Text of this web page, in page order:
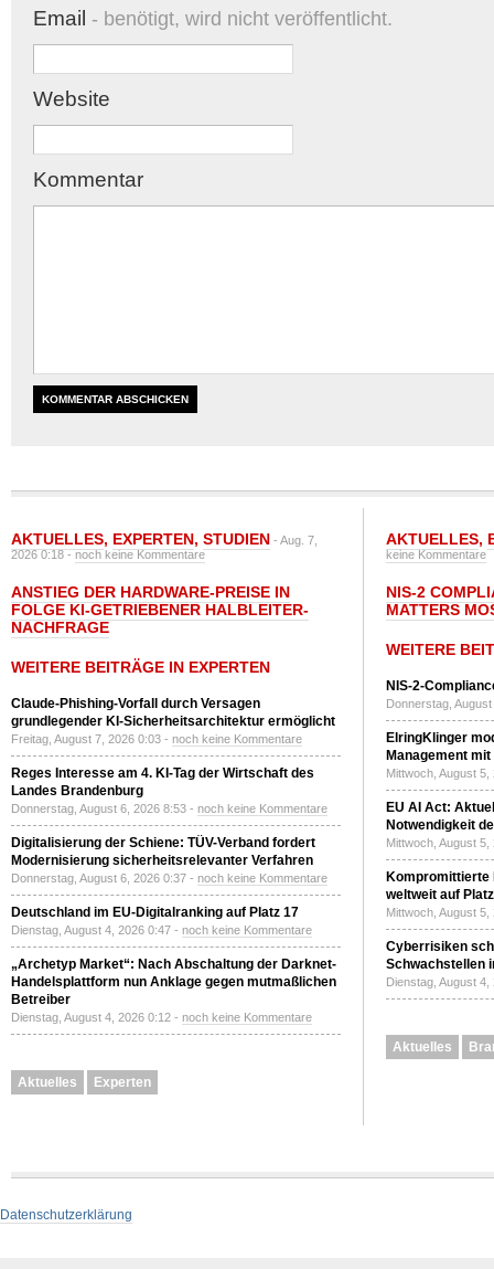
Email - benötigt, wird nicht veröffentlicht.
Website
Kommentar
AKTUELLES, EXPERTEN, STUDIEN - Aug. 7,
2026 0:18 -noch keine Kommentare
ANSTIEG DER HARDWARE-PREISE IN
FOLGE KI-GETRIEBENER HALBLEITER-
NACHFRAGE
WEITERE BEITRÄGE IN EXPERTEN
Claude-Phishing-Vorfall durch Versagen
grundlegender KI-Sicherheitsarchitektur ermöglicht
Freitag, August 7, 2026 0:03 - noch keine Kommentare
Reges Interesse am 4. KI-Tag der Wirtschaft des
Landes Brandenburg
Donnerstag, August 6, 2026 8:53 - noch keine Kommentare
Digitalisierung der Schiene: TÜV-Verband fordert
Modernisierung sicherheitsrelevanter Verfahren
Donnerstag, August 6, 2026 0:37 - noch keine Kommentare
Deutschland im EU-Digitalranking auf Platz 17
Dienstag, August 4, 2026 0:47 - noch keine Kommentare
„Archetyp Market“: Nach Abschaltung der Darknet-
Handelsplattform nun Anklage gegen mutmaßlichen
Betreiber
Dienstag, August 4, 2026 0:12 - noch keine Kommentare
Aktuelles Experten
AKTUELLES,
keine Kommentare
NIS-2
MATTERS
WEITERE
NIS-2-
Donnerstag,
ElringKlinger
Management
Mittwoch, August
EU AI Act:
Notwendigkeit
Mittwoch, August
Kompromittierte
weltweit auf
Mittwoch, August
Cyberrisiken
Schwachstellen
Dienstag, August
Aktuelles
Datenschutzerklärung